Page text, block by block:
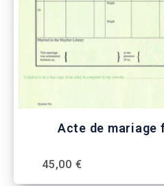
Acte de
45,00 €